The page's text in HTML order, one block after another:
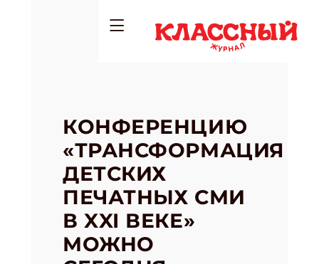
КОНФЕРЕНЦИЮ
«ТРАНСФОРМАЦИЯ
ДЕТСКИХ
ПЕЧАТНЫХ СМИ
В XXI ВЕКЕ»
МОЖНО